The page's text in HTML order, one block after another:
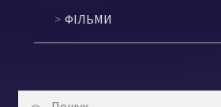
ФІЛЬМИ